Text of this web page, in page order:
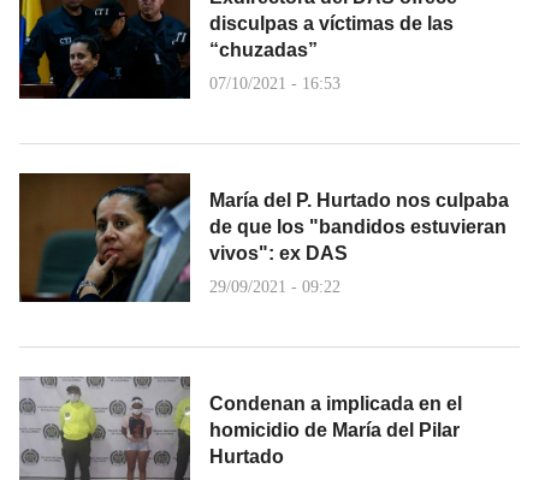
disculpas a víctimas de las
“chuzadas”
07/10/2021 - 16:53
María del P. Hurtado nos culpaba
de que los "bandidos estuvieran
vivos": ex DAS
29/09/2021 - 09:22
Condenan a implicada en el
homicidio de María del Pilar
Hurtado